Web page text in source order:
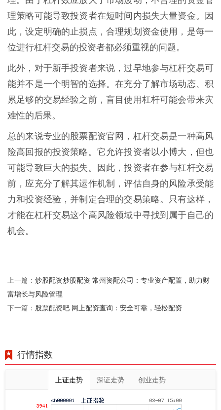
理策略可能导致投资者在短时间内损失大量资金。因
此，设定明确的止损点，合理规划资金使用，是每一
位进行杠杆交易的投资者都必须重视的问题。
此外，对于新手投资者来说，过早地参与杠杆交易可
能并不是一个明智的选择。在充分了解市场动态、积
累足够的交易经验之前，盲目使用杠杆可能会带来灾
难性的后果。
总的来说专业的股票配资官网，杠杆交易是一种高风
险高回报的投资策略。它允许投资者以小博大，但也
可能导致巨大的损失。因此，投资者在参与杠杆交易
前，应充分了解其运作机制，评估自身的风险承受能
力和投资经验，并制定合理的交易策略。只有这样，
才能在杠杆交易这个高风险领域中寻找到属于自己的
机会。
上一篇： 炒股配资炒股配资 常州资配公司：专业资产配置，助力财
富增长与风险管理
下一篇： 股票配资吧 网上配资查询：安全可靠，轻松配资
行情指数
上证走势 深证走势 创业走势